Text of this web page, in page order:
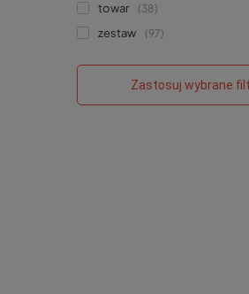
towar
38
zestaw 97
Zastosuj wybrane